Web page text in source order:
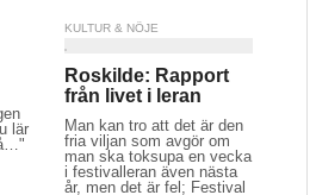
lär
KULTUR & NÖJE
Roskilde: Rapport
från livet i leran
Man kan tro att det är den
fria viljan som avgör om
man ska toksupa en vecka
i festivalleran även nästa
år, men det är fel; Festival